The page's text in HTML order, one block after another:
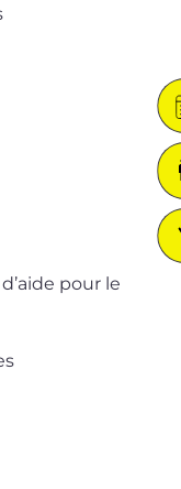
pour le